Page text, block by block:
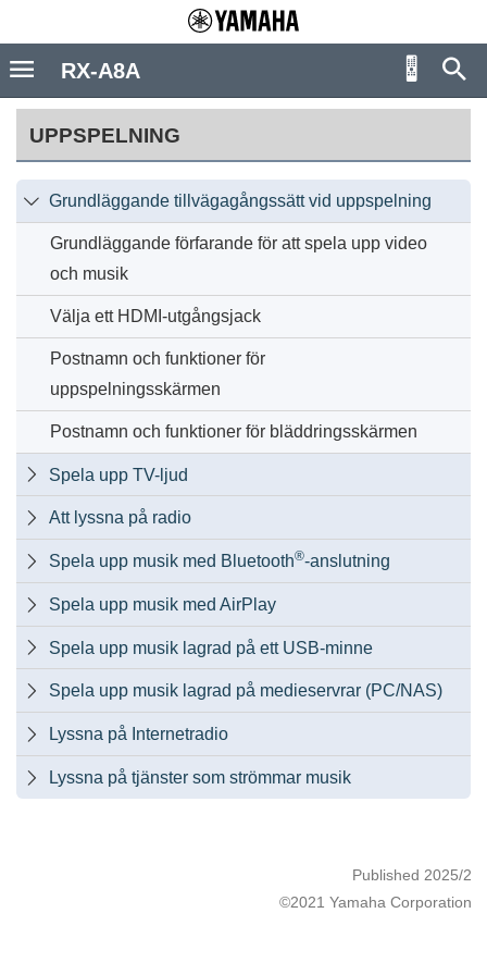
UPPSPELNING
 Grundläggande tillvägagångssätt vid uppspelning
Grundläggande förfarande för att spela upp video
och musik
Välja ett HDMI-utgångsjack
Postnamn och funktioner för
uppspelningsskärmen
Postnamn och funktioner för bläddringsskärmen
 Spela upp TV-ljud
 Att lyssna på radio
 Spela upp musik med Bluetooth®-anslutning
 Spela upp musik med AirPlay
 Spela upp musik lagrad på ett USB-minne
 Spela upp musik lagrad på medieservrar (PC/NAS)
 Lyssna på Internetradio
 Lyssna på tjänster som strömmar musik
Published 2025/2
©2021 Yamaha Corporation
RX-A8A